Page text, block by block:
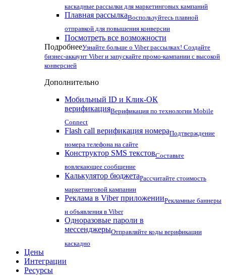
каскадные рассылки для маркетинговых кампаний
Плавная рассылкаВоспользуйтесь плавной
отправкой для повышения конверсии
Посмотреть все возможности
ПодробнееУзнайте больше о Viber рассылках! Создайте
бизнес-аккаунт Viber и запускайте промо-кампании с высокой
конверсией
Дополнительно
Мобильный ID и Клик-ОК
верификацияВерификация по технологии Mobile
Connect
Flash call верификация номераПодтверждение
номера телефона на сайте
Конструктор SMS текстовСоставьте
вовлекающее сообщение
Калькулятор бюджетаРассчитайте стоимость
маркетинговой кампании
Реклама в Viber приложенииРекламные баннеры
и объявления в Viber
Одноразовые пароли в
мессенджерыОтправляйте коды верификации
каскадно
Цены
Интеграции
Ресурсы